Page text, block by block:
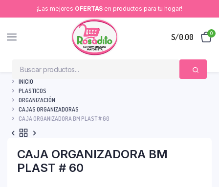
¡Las mejores OFERTAS en productos para tu hogar!
S/0.00 0
INICIO
PLASTICOS
ORGANIZACIÓN
CAJAS ORGANIZADORAS
CAJA ORGANIZADORA BM PLAST # 60
CAJA ORGANIZADORA BM
PLAST # 60